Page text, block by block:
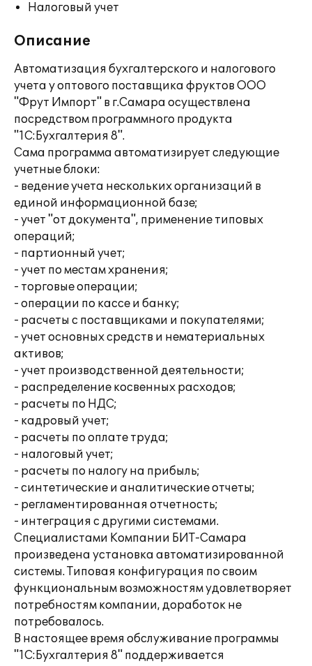
Налоговый учет
Описание
Автоматизация бухгалтерского и налогового
учета у оптового поставщика фруктов ООО
"Фрут Импорт" в г.Самара осуществлена
посредством программного продукта
"1С:Бухгалтерия 8".
Сама программа автоматизирует следующие
учетные блоки:
- ведение учета нескольких организаций в
единой информационной базе;
- учет "от документа", применение типовых
операций;
- партионный учет;
- учет по местам хранения;
- торговые операции;
- операции по кассе и банку;
- расчеты с поставщиками и покупателями;
- учет основных средств и нематериальных
активов;
- учет производственной деятельности;
- распределение косвенных расходов;
- расчеты по НДС;
- кадровый учет;
- расчеты по оплате труда;
- налоговый учет;
- расчеты по налогу на прибыль;
- синтетические и аналитические отчеты;
- регламентированная отчетность;
- интеграция с другими системами.
Специалистами Компании БИТ-Самара
произведена установка автоматизированной
системы. Типовая конфигурация по своим
функциональным возможностям удовлетворяет
потребностям компании, доработок не
потребовалось.
В настоящее время обслуживание программы
"1С:Бухгалтерия 8" поддерживается